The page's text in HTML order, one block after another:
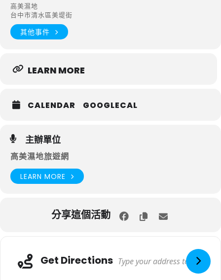
高美濕地
台中市清水區美堤街
其他事件
LEARN MORE
CALENDAR GOOGLECAL
主辦單位
高美濕地旅遊網
LEARN MORE
分享這個活動
Get Directions